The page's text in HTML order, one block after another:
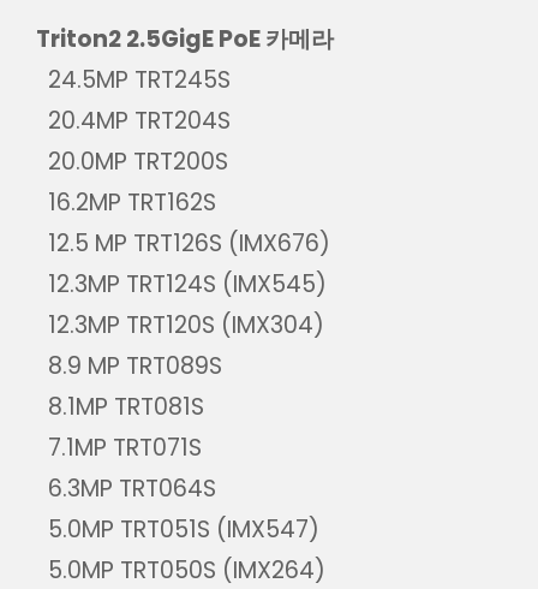
Triton2 2.5GigE PoE 카메라
24.5MP TRT245S
20.4MP TRT204S
20.0MP TRT200S
16.2MP TRT162S
12.5 MP TRT126S (IMX676)
12.3MP TRT124S (IMX545)
12.3MP TRT120S (IMX304)
8.9 MP TRT089S
8.1MP TRT081S
7.1MP TRT071S
6.3MP TRT064S
5.0MP TRT051S (IMX547)
5.0MP TRT050S (IMX264)